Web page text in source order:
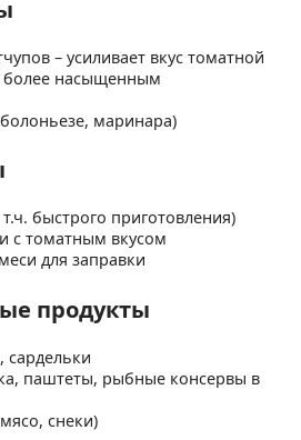
– усиливает вкус томатной
более насыщенным
маринара)
быстрого приготовления)
с томатным вкусом
для заправки
продукты
сардельки
паштеты, рыбные консервы в
снеки)